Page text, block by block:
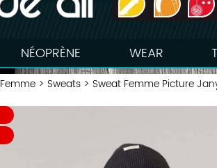
NÉOPRÈNE WEAR
Femme > Sweats > Sweat Femme Picture